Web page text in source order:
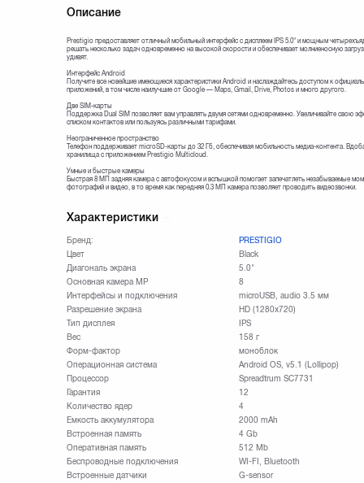
Описание
Prestigio предоставляет отличный мобильный интерфейс с дисплеем IPS 5.0" и мощным
решать несколько задач одновременно на высокой скорости и обеспечивает молниеносную
удивят.
Интерфейс Android
Получите все новейшие имеющиеся характеристики Android и наслаждайтесь доступом к
приложений, в том числе наилучшие от Google — Maps, Gmail, Drive, Photos и много другого.
Две SIM-карты
Поддержка Dual SIM позволяет вам управлять двумя сетями одновременно. Увеличивайте свою
списком контактов или пользуясь различными тарифами.
Неограниченное пространство
Телефон поддерживает microSD-карты до 32 Гб, обеспечивая мобильность медиа-контента.
хранилища с приложением Prestigio Multicloud.
Умные и быстрые камеры
Быстрая 8 MП задняя камера с автофокусом и вспышкой помогает запечатлеть незабываемые
фотографий и видео, в то время как передняя 0.3 MП камера позволяет проводить видеозвонки.
Характеристики
Бренд:
PRESTIGIO
Цвет
Black
Диагональ экрана
5.0"
Основная камера МР
8
Интерфейсы и подключения
microUSB, audio 3.5 мм
Разрешение экрана
HD (1280х720)
Тип дисплея
IPS
Вес
158 г
Форм-фактор
моноблок
Операционная система
Android OS, v5.1 (Lollipop)
Процессор
Spreadtrum SC7731
Гарантия
12
Количество ядер
4
Емкость аккумулятора
2000 mAh
Встроенная память
4 Gb
Оперативная память
512 Mb
Беспроводные подключения
WI-FI, Bluetooth
Встроенные датчики
G-sensor